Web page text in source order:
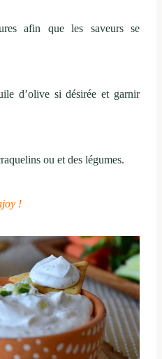
afin que les saveurs se
d’olive si désirée et garnir
ou et des légumes.
!